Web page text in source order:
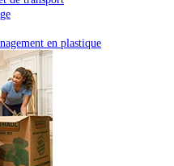
en plastique